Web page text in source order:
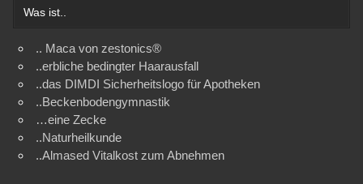
Was ist..
.. Maca von zestonics®
..erbliche bedingter Haarausfall
..das DIMDI Sicherheitslogo für Apotheken
..Beckenbodengymnastik
…eine Zecke
..Naturheilkunde
..Almased Vitalkost zum Abnehmen